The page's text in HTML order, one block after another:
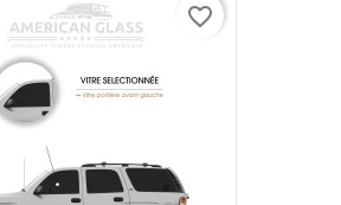
favorite_border